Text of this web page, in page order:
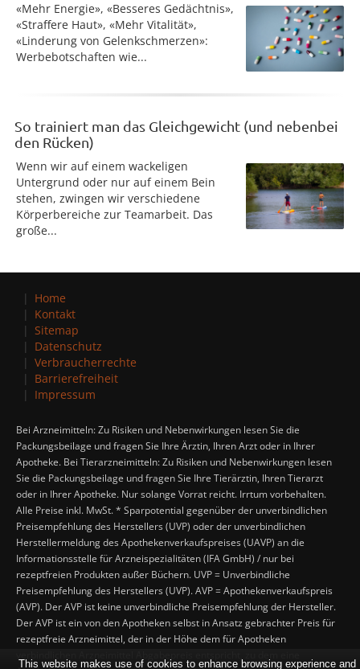
«Mehr Energie», «Besseres Gedächtnis»,
«Straffere Haut», «Mehr Vitalität»,
«Linderung von Gelenkschmerzen»:
Werbebotschaften wie...
So trainiert man das Gleichgewicht (und nebenbei
den Rücken)
Wenn wir auf einem wackeligen
Untergrund oder nur auf einem Bein
stehen, zwingen wir verschiedene
Körperbereiche zur Teamarbeit. Das
große...
Home
Kontakt
Sitemap
Datenschutz
Verbraucherrechte
Barrierefreiheit
Impressum
Bei Arzneimitteln: Zu Risiken und Nebenwirkungen lesen Sie die
Packungsbeilage und fragen Sie Ihre Ärztin, Ihren Arzt oder in Ihrer
Apotheke. Bei Tierarzneimitteln: Zu Risiken und Nebenwirkungen lesen
Sie die Packungsbeilage und fragen Sie Ihre Tierärztin, Ihren Tierarzt
oder in Ihrer Apotheke. Nur solange Vorrat reicht. Irrtum vorbehalten.
Alle Preise inkl. MwSt. * Sparpotential gegenüber der unverbindlichen
Preisempfehlung des Herstellers (UVP) oder der unverbindlichen
Herstellermeldung des Apothekenverkaufspreises (UAVP) an die
Informationsstelle für Arzneispezialitäten (IFA GmbH) / nur bei
rezeptfreien Produkten außer Büchern. UVP = Unverbindliche
Preisempfehlung des Herstellers (UVP). AVP = Apothekenverkaufspreis
(AVP). Der AVP ist keine unverbindliche Preisempfehlung der Hersteller.
Der AVP ist ein von den Apotheken selbst in Ansatz gebrachter Preis für
rezeptfreie Arzneimittel, der in der Höhe dem für Apotheken
This website makes use of cookies to enhance browsing experience and